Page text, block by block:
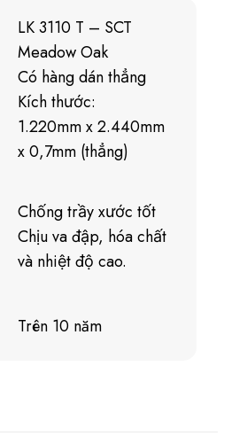
LK 3110 T – SCT
Meadow Oak
Có hàng dán thẳng
Kích thước:
1.220mm x 2.440mm
x 0,7mm (thẳng)
Chống trầy xước tốt
Chịu va đập, hóa chất
và nhiệt độ cao.
Trên 10 năm